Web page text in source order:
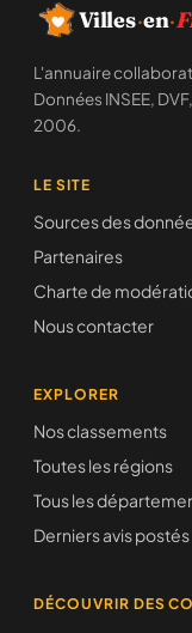
Villes·en·
L'annuaire
Données INSEE,
2006.
LE SITE
Sources des
Partenaires
Charte de
Nous contacter
EXPLORER
Nos classements
Toutes les régions
Tous les
Derniers avis postés
DÉCOUVRIR DES